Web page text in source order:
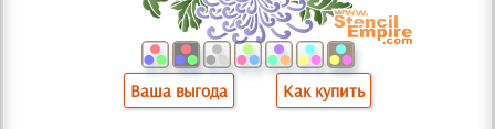
Ваша выгода Как купить